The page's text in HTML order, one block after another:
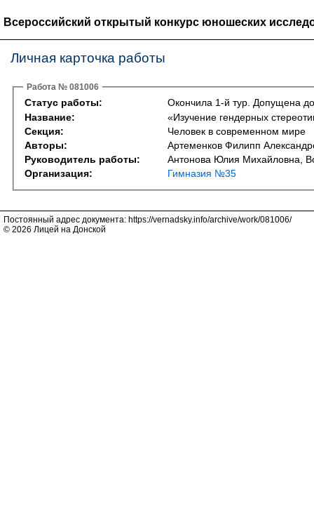
Всероссийский открытый конкурс юношеских
Личная карточка работы
Работа № 081006
Статус работы:
Окончила 1-й тур. Допущена
Название:
«Изучение гендерных
Секция:
Человек в современном мире
Авторы:
Артеменков Филипп
Руководитель работы:
Антонова Юлия Михайловна,
Организация:
Гимназия №35
Постоянный адрес документа: https://vernadsky.info/archive/work/081006/
© 2026 Лицей на Донской